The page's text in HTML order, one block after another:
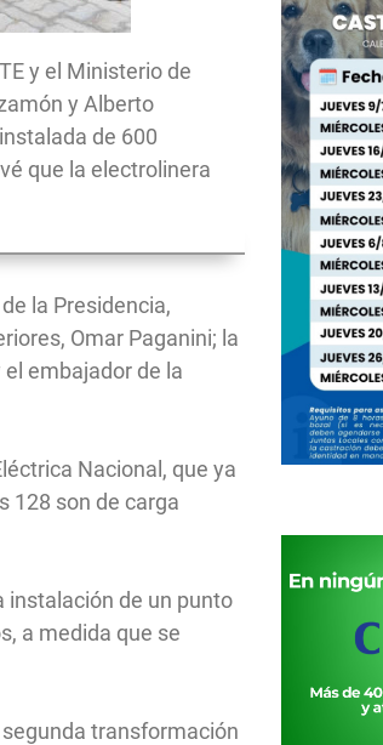
y el Ministerio de
y Alberto
de 600
que la electrolinera
la Presidencia,
Omar Paganini; la
embajador de la
Nacional, que ya
128 son de carga
instalación de un punto
a medida que se
transformación